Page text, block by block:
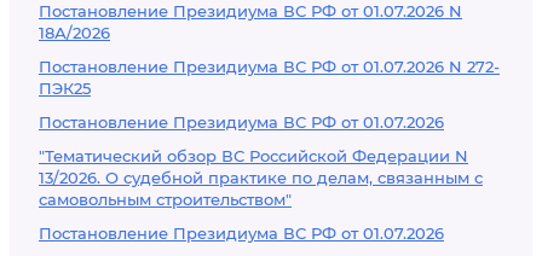
Постановление Президиума ВС РФ от 01.07.2026 N
18А/2026
Постановление Президиума ВС РФ от 01.07.2026 N 272-
ПЭК25
Постановление Президиума ВС РФ от 01.07.2026
"Тематический обзор ВС Российской Федерации N
13/2026. О судебной практике по делам, связанным с
самовольным строительством"
Постановление Президиума ВС РФ от 01.07.2026